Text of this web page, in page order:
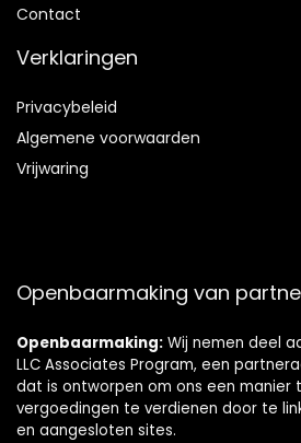
Contact
Verklaringen
Privacybeleid
Algemene voorwaarden
Vrijwaring
Openbaarmaking van
Openbaarmaking: Wij nemen deel
LLC Associates Program, een
dat is ontworpen om ons een manier
vergoedingen te verdienen door te
en aangesloten sites.